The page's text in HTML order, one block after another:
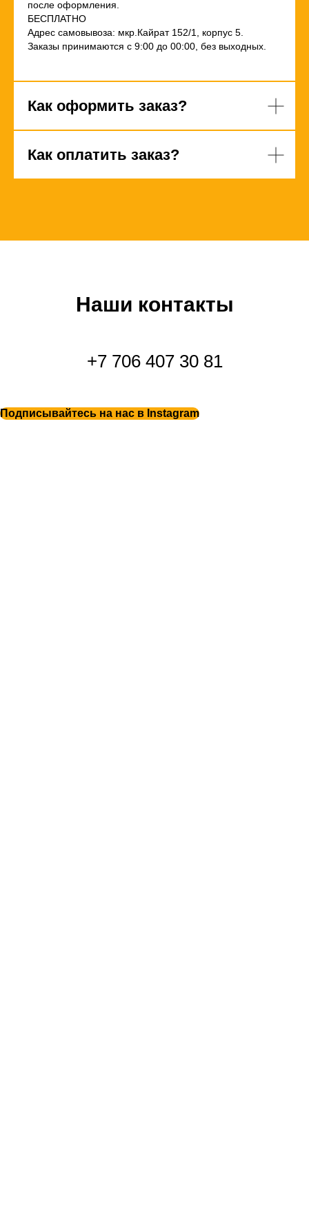
после оформления.
БЕСПЛАТНО
Адрес самовывоза: мкр.Кайрат 152/1, корпус 5.
Заказы принимаются с 9:00 до 00:00, без выходных.
Как оформить заказ?
Как оплатить заказ?
Наши контакты
+7 706 407 30 81
Подписывайтесь на нас в Instagram